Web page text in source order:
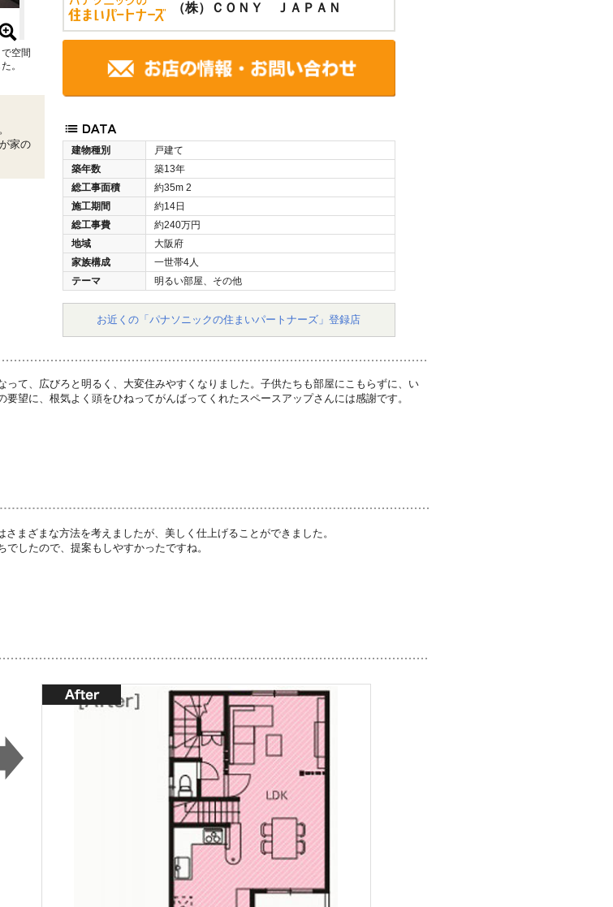
（株）ＣＯＮＹ ＪＡＰＡＮ
建物種別
戸建て
築年数
築13年
総工事面積
約35m 2
施工期間
約14日
総工事費
約240万円
地域
大阪府
家族構成
一世帯4人
テーマ
明るい部屋、その他
お近くの「パナソニックの住まいパートナーズ」登録店
空間
。
家の
って、広びろと明るく、大変住みやすくなりました。子供たちも部屋にこもらずに、い
望に、根気よく頭をひねってがんばってくれたスペースアップさんには感謝です。
まざまな方法を考えましたが、美しく仕上げることができました。
したので、提案もしやすかったですね。